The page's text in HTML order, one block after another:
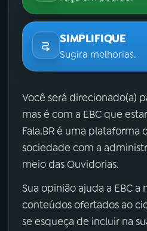
SIMPLIFIQUE
Sugira melhorias.
Você será direcionado(a)
mas é com a EBC que
Fala.BR é uma plataforma
sociedade com a
meio das Ouvidorias.
Sua opinião ajuda a EBC a
conteúdos ofertados ao
se esqueça de incluir na